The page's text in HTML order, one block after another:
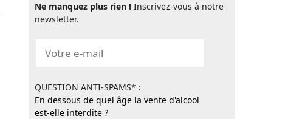
Ne manquez plus rien ! Inscrivez-vous à notre
newsletter.
QUESTION ANTI-SPAMS* :
En dessous de quel âge la vente d'alcool
est-elle interdite ?